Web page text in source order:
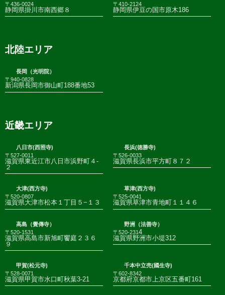
〒436-0024
静岡県掛川市南西郷８
〒410-2124
静岡県伊豆の国市原木186
北陸エリア
長岡（光明院）
〒940-0828
新潟県長岡市御山町188番地53
近畿エリア
八日市(西照寺)
〒527-0011
滋賀県東近江市八日市浜野町４-
２
長浜(徳勝寺)
〒526-0033
滋賀県長浜市平方町８７２
大津(西方寺)
〒520-0807
滋賀県大津市松本１丁目５−１３
草津(西方寺)
〒525-0041
滋賀県草津市青地町１１４６
高島（覺傳寺）
〒520-1531
滋賀県高島市新旭町饗庭２３６
９
野洲（法善寺）
〒520-2314
滋賀県野洲市小堤312
甲賀(松元寺)
〒528-0071
滋賀県甲賀市水口町秋葉3-21
千本中立売(國生寺)
〒602-8342
京都府京都市上京区五番町161